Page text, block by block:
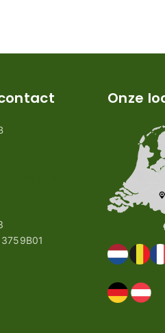
Onze